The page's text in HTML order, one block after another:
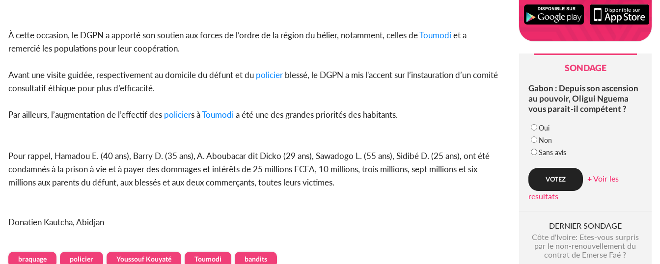
À cette occasion, le DGPN a apporté son soutien aux forces de l’ordre de la région du bélier, notamment, celles deToumodi et a
remercié les populations pour leur coopération.
Avant une visite guidée, respectivement au domicile du défunt et du policier blessé, le DGPN a mis l'accent sur l’instauration d’un comité
consultatif éthique pour plus d’efficacité.
Par ailleurs, l’augmentation de l’effectif des policiers àToumodi a été une des grandes priorités des habitants.
Pour rappel, Hamadou E. (40 ans), Barry D. (35 ans), A. Aboubacar dit Dicko (29 ans), Sawadogo L. (55 ans), Sidibé D. (25 ans), ont été
condamnés à la prison à vie et à payer des dommages et intérêts de 25 millions FCFA, 10 millions, trois millions, sept millions et six
millions aux parents du défunt, aux blessés et aux deux commerçants, toutes leurs victimes.
Donatien Kautcha, Abidjan
braquage policier Youssouf Kouyaté Toumodi bandits
SONDAGE
Gabon : Depuis son ascension
au pouvoir, Oligui Nguema
vous parait-il compétent ?
Oui
Non
Sans avis
+ Voir les
resultats
DERNIER SONDAGE
Côte d'Ivoire: Etes-vous surpris
par le non-renouvellement du
contrat de Emerse Faé ?